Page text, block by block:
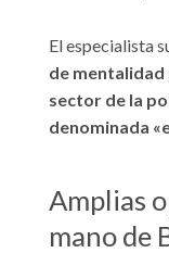
El especialista
de
sector de la
denominada
Amplias
mano de